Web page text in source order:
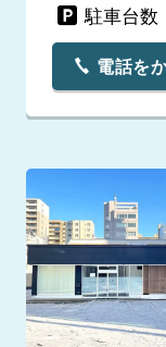
駐車台数
電話を